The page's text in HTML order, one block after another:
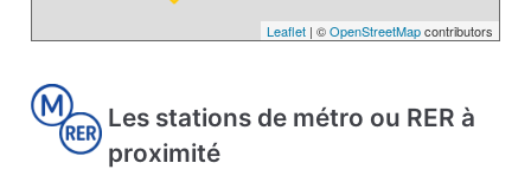
Leaflet| ©OpenStreetMapcontributors
Les stations de métro ou RER à
proximité